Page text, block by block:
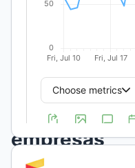
resultado
económico
empresas